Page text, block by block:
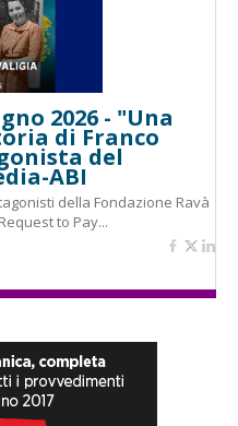
2026 - "Una
di Franco
del
ABI
della Fondazione Ravà
to Pay...